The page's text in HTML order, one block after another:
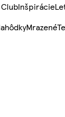
Inšpirácie
Mrazené